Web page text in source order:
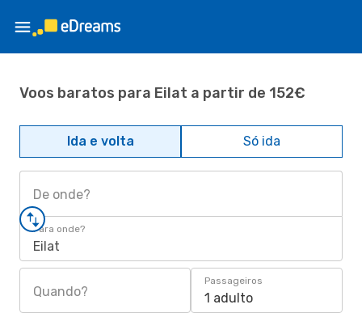
Voos baratos para Eilat a partir de 152€
Ida e volta Só ida
De onde?
Para onde?
Eilat
Quando?
Passageiros
1 adulto